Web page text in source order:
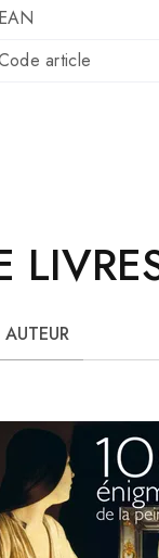
EAN
article